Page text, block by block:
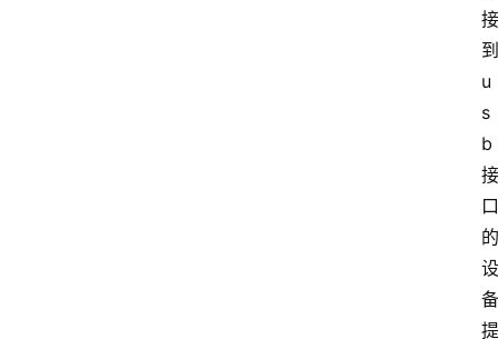
接
到
u
s
b
接
口
的
设
备
提